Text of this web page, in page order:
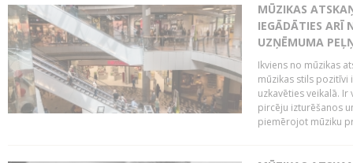
MŪZIKAS
IEGĀDĀTIES ARĪ
UZŅĒMUMA
Ikviens no mūzikas
mūzikas stils pozitīvi
uzkavēties veikalā.
pircēju izturēšanos
piemērojot mūziku